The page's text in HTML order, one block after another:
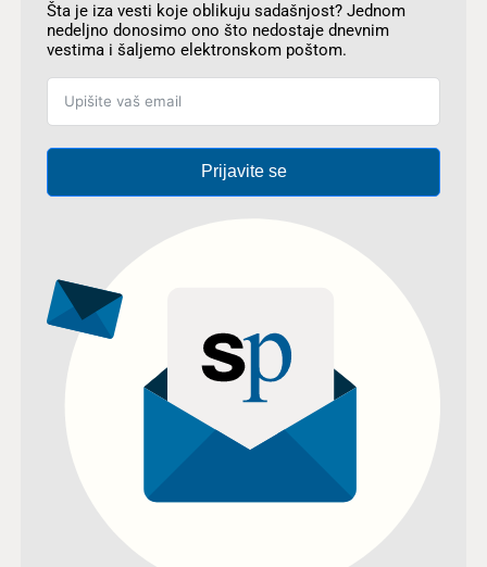
Šta je iza vesti koje oblikuju sadašnjost? Jednom
nedeljno donosimo ono što nedostaje dnevnim
vestima i šaljemo elektronskom poštom.
Prijavite se